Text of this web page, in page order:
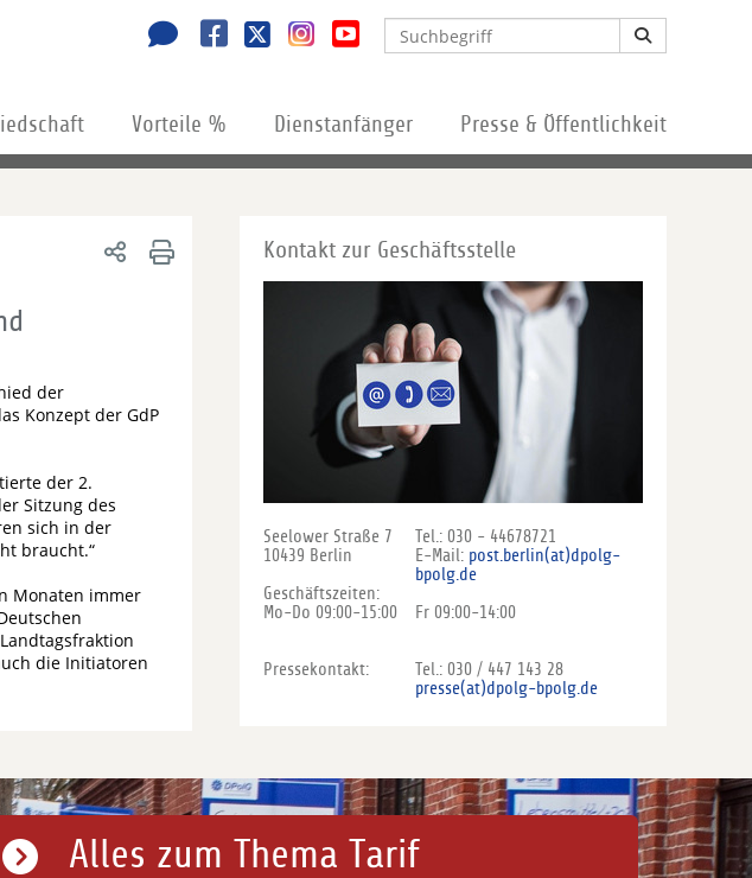
Vorteile % Dienstanfänger Presse & Öffentlichkeit
der
Konzept der GdP
der 2.
Sitzung des
sich in der
braucht.“
Monaten immer
die Initiatoren
Kontakt zur Geschäftsstelle
Seelower Straße 7
10439 Berlin
Geschäftszeiten:
Mo-Do 09:00-15:00
Pressekontakt:
Tel.: 030 - 44678721
E-Mail: post.berlin(at)dpolg-
bpolg.de
Fr 09:00-14:00
Tel.: 030 / 447 143 28
presse(at)dpolg-bpolg.de
Alles zum Thema Tarif